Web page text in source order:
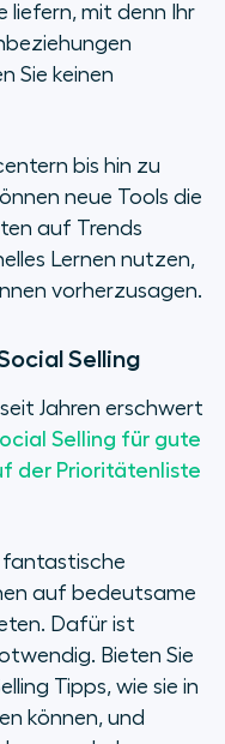
liefern, mit denn Ihr
Sie keinen
bis hin zu
neue Tools die
auf Trends
Lernen nutzen,
vorherzusagen.
Selling
Jahren erschwert
Selling für gute
der Prioritätenliste
fantastische
auf bedeutsame
Dafür ist
Bieten Sie
Tipps, wie sie in
können, und